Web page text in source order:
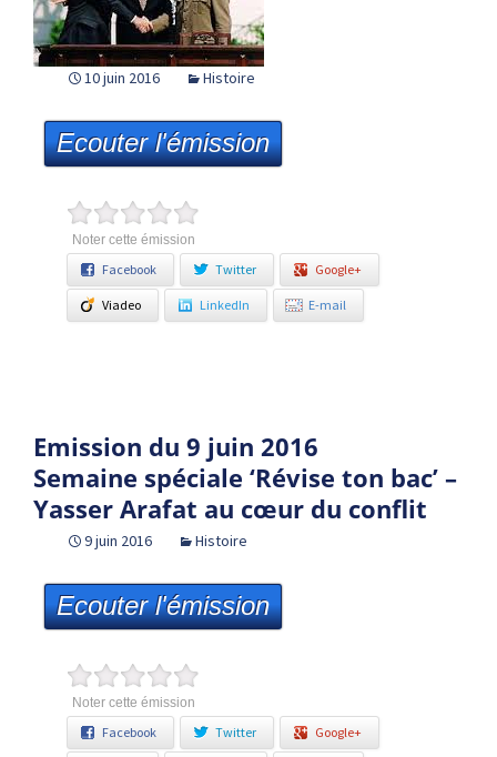
10 juin 2016 Histoire
Ecouter l'émission
Noter cette émission
Facebook Twitter Google+
Viadeo LinkedIn E-mail
Emission du 9 juin 2016
Semaine spéciale ‘Révise ton bac’ –
Yasser Arafat au cœur du conflit
9 juin 2016 Histoire
Ecouter l'émission
Noter cette émission
Facebook Twitter Google+